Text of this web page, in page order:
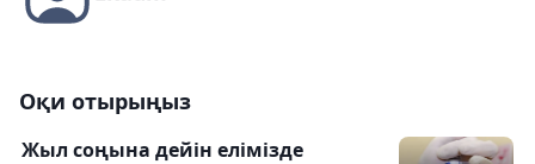
Оқи отырыңыз
Жыл соңына дейін елімізде